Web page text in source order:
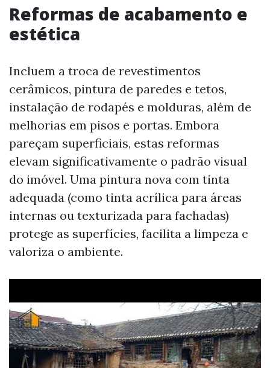
Reformas de acabamento e
estética
Incluem a troca de revestimentos
cerâmicos, pintura de paredes e tetos,
instalação de rodapés e molduras, além de
melhorias em pisos e portas. Embora
pareçam superficiais, estas reformas
elevam significativamente o padrão visual
do imóvel. Uma pintura nova com tinta
adequada (como tinta acrílica para áreas
internas ou texturizada para fachadas)
protege as superfícies, facilita a limpeza e
valoriza o ambiente.